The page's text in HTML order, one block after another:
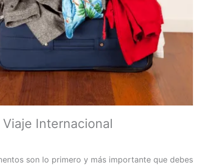
Internacional
son lo primero y más importante que debes